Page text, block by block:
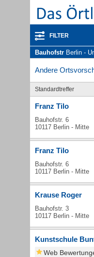
FILTER
Bauhofstr Berlin -
Andere
Standardtreffer
Franz Tilo
Bauhofstr. 6
10117 Berlin - Mitte
Franz Tilo
Bauhofstr. 6
10117 Berlin - Mitte
Krause Roger
Bauhofstr. 3
10117 Berlin - Mitte
Kunstschule
Web